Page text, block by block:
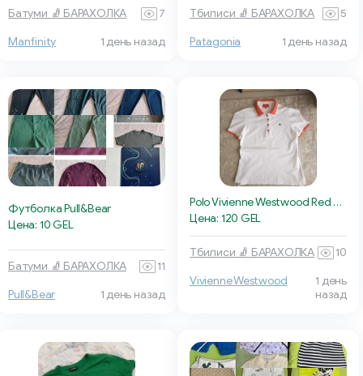
Батуми 🧦 БАРАХОЛКА 7
Manfinity 1 день назад
Тбилиси 🧦 БАРАХОЛКА 5
Patagonia 1 день назад
Футболка Pull&Bear
Цена: 10 GEL
Батуми 🧦 БАРАХОЛКА 11
Pull&Bear 1 день назад
Polo Vivienne Westwood Red Label
Цена: 120 GEL
Тбилиси 🧦 БАРАХОЛКА 10
Vivienne Westwood
1 день
назад